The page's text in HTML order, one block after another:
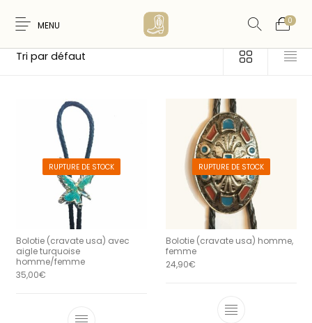
MENU 0
Nouveaux
Produits
HOMME
WESTERN &
COUNTRY
ARTISANAT
AMERINDIEN
CEINTURES CARTES CADEAUX
Accueil / Produits identifiés “bolotie”
RUPTURE DE STOCK
Bolotie (cravate usa) avec
aigle turquoise
homme/femme
35,00€
RUPTURE DE STOCK
Bolotie (cravate usa) homme,
femme
24,90€